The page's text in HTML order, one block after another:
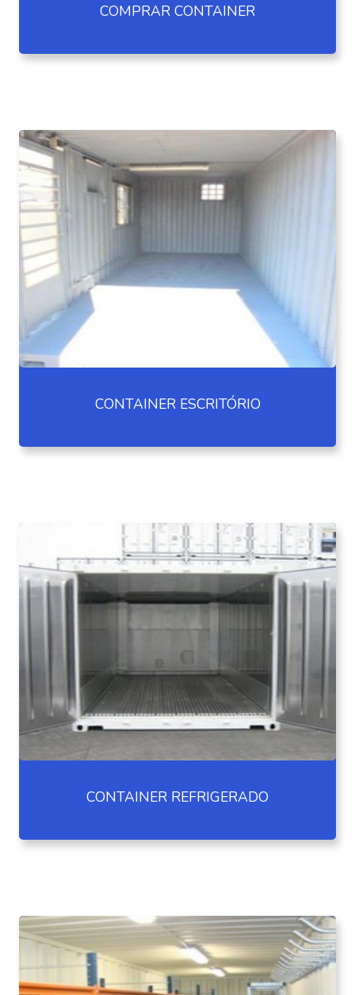
COMPRAR CONTAINER
CONTAINER ESCRITÓRIO
CONTAINER REFRIGERADO